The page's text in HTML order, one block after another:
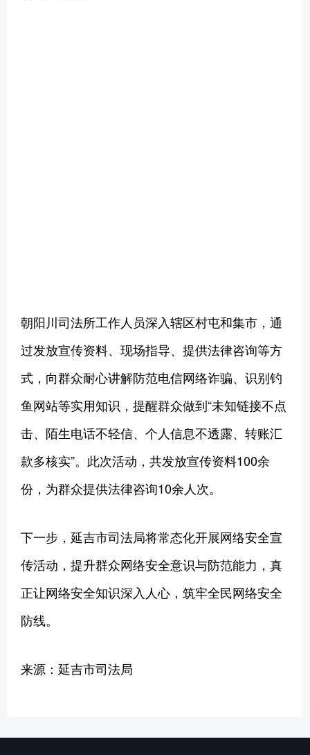
朝阳川司法所工作人员深入辖区村屯和集市，通
过发放宣传资料、现场指导、提供法律咨询等方
式，向群众耐心讲解防范电信网络诈骗、识别钓
鱼网站等实用知识，提醒群众做到“未知链接不点
击、陌生电话不轻信、个人信息不透露、转账汇
款多核实”。此次活动，共发放宣传资料100余
份，为群众提供法律咨询10余人次。
下一步，延吉市司法局将常态化开展网络安全宣
传活动，提升群众网络安全意识与防范能力，真
正让网络安全知识深入人心，筑牢全民网络安全
防线。
来源：延吉市司法局